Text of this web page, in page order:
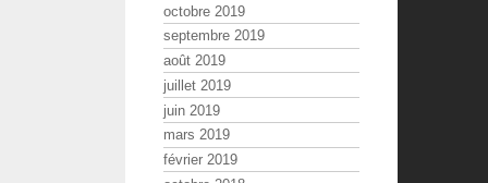
octobre 2019
septembre 2019
août 2019
juillet 2019
juin 2019
mars 2019
février 2019